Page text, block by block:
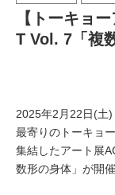
おしらせ
【トーキョ
T Vol. 7「複
2025年2月22日(土
最寄りのトーキョ
集結したアート展
数形の身体」が開催